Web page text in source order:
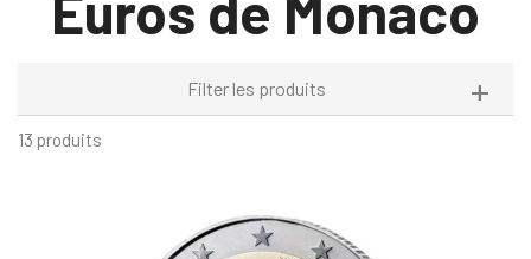
Filter les produits
13 produits